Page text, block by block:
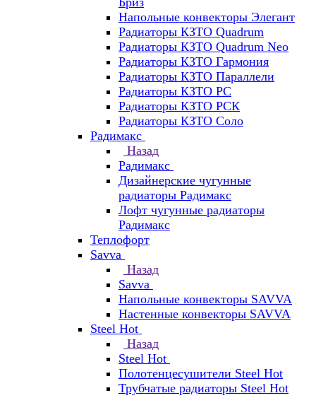
Напольные конвекторы Элегант
Радиаторы КЗТО Quadrum
Радиаторы КЗТО Quadrum Neo
Радиаторы КЗТО Гармония
Радиаторы КЗТО Параллели
Радиаторы КЗТО РС
Радиаторы КЗТО РСК
Радиаторы КЗТО Соло
Радимакс
Назад
Радимакс
Дизайнерские чугунные
радиаторы Радимакс
Лофт чугунные радиаторы
Радимакс
Теплофорт
Savva
Назад
Savva
Напольные конвекторы SAVVA
Настенные конвекторы SAVVA
Steel Hot
Назад
Steel Hot
Полотенцесушители Steel Hot
Трубчатые радиаторы Steel Hot